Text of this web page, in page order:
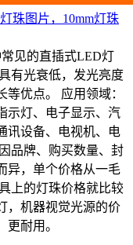
珠图片，10mm灯珠
见的直插式LED灯
有光衰低，发光亮度
优点。 应用领域：
示灯、电子显示、汽
讯设备、电视机、电
品牌、购买数量、封
异，单个价格从一毛
上的灯珠价格就比较
，机器视觉光源的价
耐用。